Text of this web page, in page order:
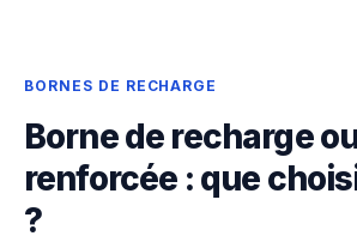
BORNES DE RECHARGE
Borne de recharge
renforcée : que
?